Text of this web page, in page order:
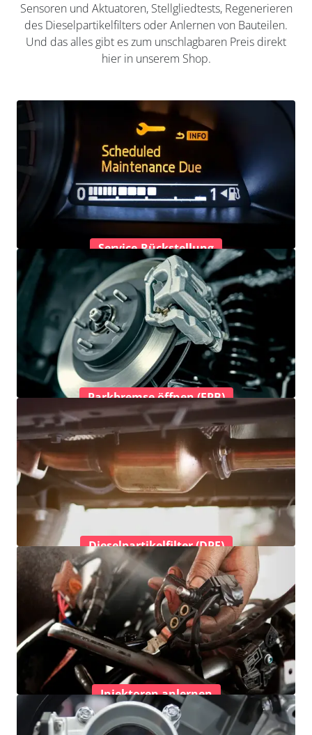
Sensoren und Aktuatoren, Stellgliedtests, Regenerieren
des Dieselpartikelfilters oder Anlernen von Bauteilen.
Und das alles gibt es zum unschlagbaren Preis direkt
hier in unserem Shop.
Service-Rückstellung
Parkbremse öffnen (EPB)
Dieselpartikelfilter (DPF)
Injektoren anlernen